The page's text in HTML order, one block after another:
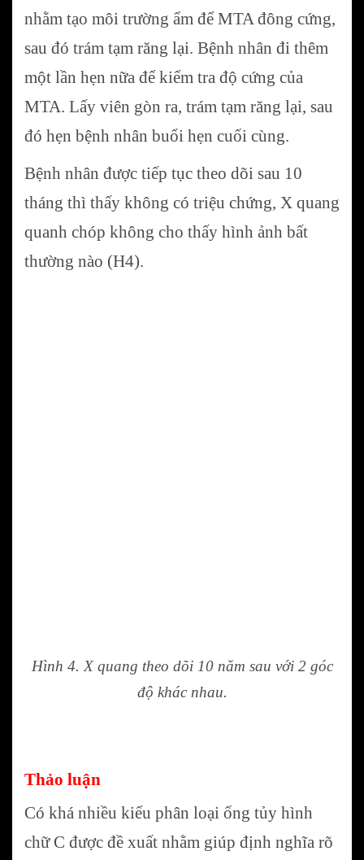
nhằm tạo môi trường ẩm để MTA đông cứng,
sau đó trám tạm răng lại. Bệnh nhân đi thêm
một lần hẹn nữa để kiểm tra độ cứng của
MTA. Lấy viên gòn ra, trám tạm răng lại, sau
đó hẹn bệnh nhân buổi hẹn cuối cùng.
Bệnh nhân được tiếp tục theo dõi sau 10
tháng thì thấy không có triệu chứng, X quang
quanh chóp không cho thấy hình ảnh bất
thường nào (H4).
Hình 4. X quang theo dõi 10 năm sau với 2 góc
độ khác nhau.
Thảo luận
Có khá nhiều kiểu phân loại ống tủy hình
chữ C được đề xuất nhằm giúp định nghĩa rõ